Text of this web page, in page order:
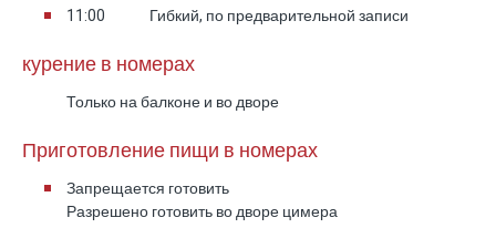
11:00 Гибкий, по предварительной записи
курение в номерах
Только на балконе и во дворе
Приготовление пищи в номерах
Запрещается готовить
Разрешено готовить во дворе цимера